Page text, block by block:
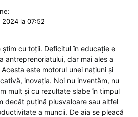
la 07:52
știm cu toții. Deficitul în educație e
antreprenoriatului, dar mai ales a
este motorul unei națiuni și
inovația. Noi nu inventăm, nu
mult și cu rezultate slabe în timpul
decât puțină plusvaloare sau altfel
a muncii. De aia se pleacă